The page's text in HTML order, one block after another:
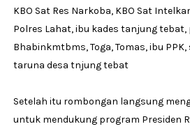
KBO Sat Res Narkoba, KBO Sat
Polres Lahat, ibu kades tanjung tebat,
Bhabinkmtbms, Toga, Tomas, ibu
taruna desa tnjung tebat
Setelah itu rombongan langsung
untuk mendukung program Presiden